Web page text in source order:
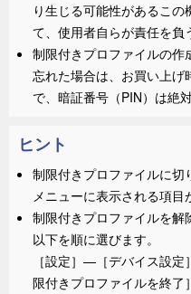
り生じる可能性があるこ
て、使用者自らが責任を負
制限付きプロファイルの作
忘れた場合は、お買い上
で、暗証番号（PIN）は絶
ヒント
制限付きプロファイルに切
メニューに表示される項目
制限付きプロファイルを解
以下を順に選びます。
［設定］— ［デバイス設定
限付きプロファイルを終了